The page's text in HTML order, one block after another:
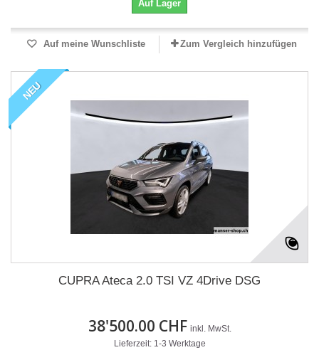
Auf Lager
Auf meine Wunschliste Zum Vergleich hinzufügen
NEU
CUPRA Ateca 2.0 TSI VZ 4Drive DSG
38'500.00 CHF inkl. MwSt.
Lieferzeit: 1-3 Werktage